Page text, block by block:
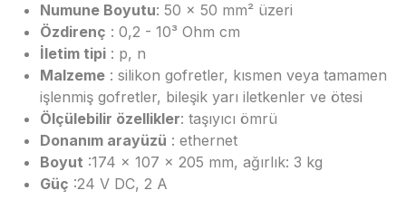
Numune Boyutu: 50 x 50 mm² üzeri
Özdirenç : 0,2 - 10³ Ohm cm
İletim tipi : p, n
Malzeme : silikon gofretler, kısmen veya tamamen
işlenmiş gofretler, bileşik yarı iletkenler ve ötesi
Ölçülebilir özellikler: taşıyıcı ömrü
Donanım arayüzü : ethernet
Boyut :174 x 107 x 205 mm, ağırlık: 3 kg
Güç :24 V DC, 2 A